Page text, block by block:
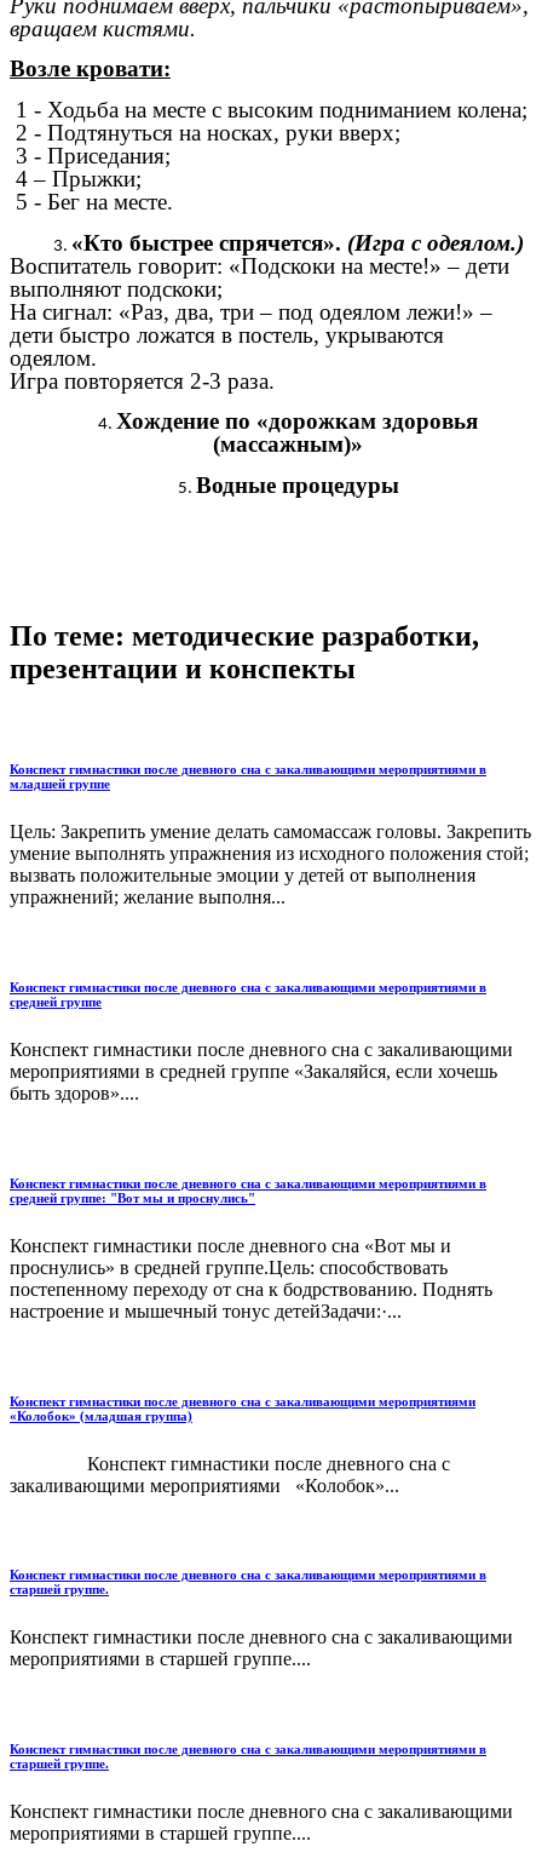
вращаем кистями.
Возле кровати:
1 - Ходьба на месте с высоким подниманием колена;
2 - Подтянуться на носках, руки вверх;
3 - Приседания;
4 – Прыжки;
5 - Бег на месте.
«Кто быстрее спрячется». (Игра с одеялом.)
Воспитатель говорит: «Подскоки на месте!» – дети
выполняют подскоки;
На сигнал: «Раз, два, три – под одеялом лежи!» –
дети быстро ложатся в постель, укрываются
одеялом.
Игра повторяется 2-3 раза.
Хождение по «дорожкам здоровья
(массажным)»
Водные процедуры
По теме: методические разработки,
презентации и конспекты
Конспект гимнастики после дневного сна с закаливающими мероприятиями в
младшей группе
Цель: Закрепить умение делать самомассаж головы. Закрепить
умение выполнять упражнения из исходного положения стой;
вызвать положительные эмоции у детей от выполнения
упражнений; желание выполня...
Конспект гимнастики после дневного сна с закаливающими мероприятиями в
средней группе
Конспект гимнастики после дневного сна с закаливающими
мероприятиями в средней группе «Закаляйся, если хочешь
быть здоров»....
Конспект гимнастики после дневного сна с закаливающими мероприятиями в
средней группе: "Вот мы и проснулись"
Конспект гимнастики после дневного сна «Вот мы и
проснулись» в средней группе.Цель: способствовать
постепенному переходу от сна к бодрствованию. Поднять
настроение и мышечный тонус детейЗадачи:·...
Конспект гимнастики после дневного сна с закаливающими мероприятиями
«Колобок» (младшая группа)
Конспект гимнастики после дневного сна с
закаливающими мероприятиями «Колобок»...
Конспект гимнастики после дневного сна с закаливающими мероприятиями в
старшей группе.
Конспект гимнастики после дневного сна с закаливающими
мероприятиями в старшей группе....
Конспект гимнастики после дневного сна с закаливающими мероприятиями в
старшей группе.
Конспект гимнастики после дневного сна с закаливающими
мероприятиями в старшей группе....